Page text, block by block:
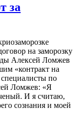
за
на заморозку
Алексей Ломжев
«контракт на
по
Ломжев: «Я
И я считаю,
сознания и моей